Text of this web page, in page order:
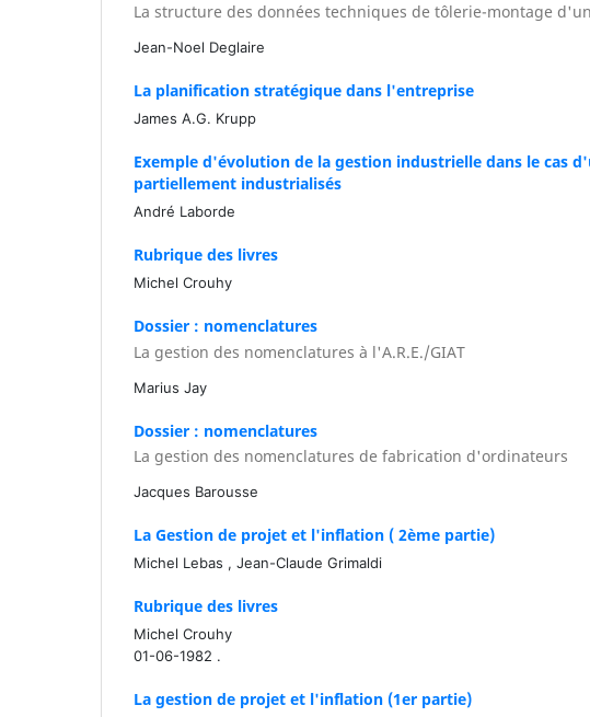
La structure des données techniques de tôlerie-montage
Jean-Noel Deglaire
La planification stratégique dans l'entreprise
James A.G. Krupp
Exemple d'évolution de la gestion industrielle dans le cas
partiellement industrialisés
André Laborde
Rubrique des livres
Michel Crouhy
Dossier : nomenclatures
La gestion des nomenclatures à l'A.R.E./GIAT
Marius Jay
Dossier : nomenclatures
La gestion des nomenclatures de fabrication d'ordinateurs
Jacques Barousse
La Gestion de projet et l'inflation ( 2ème partie)
Michel Lebas , Jean-Claude Grimaldi
Rubrique des livres
Michel Crouhy
01-06-1982 .
La gestion de projet et l'inflation (1er partie)